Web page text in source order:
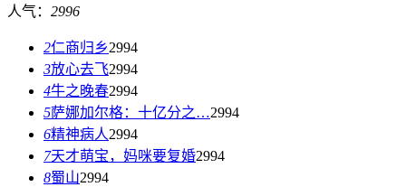
人气： 2996
2仁商归乡2994
3放心去飞2994
4牛之晚春2994
5萨娜加尔格：十亿分之…2994
6精神病人2994
7天才萌宝，妈咪要复婚2994
8蜀山2994